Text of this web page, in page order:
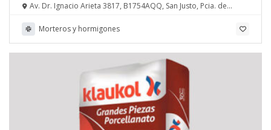
Av. Dr. Ignacio Arieta 3817, B1754AQQ, San Justo, Pcia. de
Morteros y hormigones